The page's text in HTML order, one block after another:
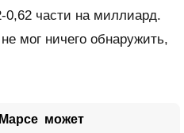
части на миллиард.
не мог ничего обнаружить,
может